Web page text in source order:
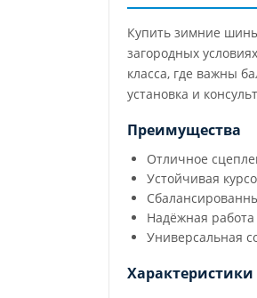
Купить зимние
загородных
класса, где важны
установка и
Преимущества
Отличное
Устойчивая
Надёжная
Универсальная
Характеристики